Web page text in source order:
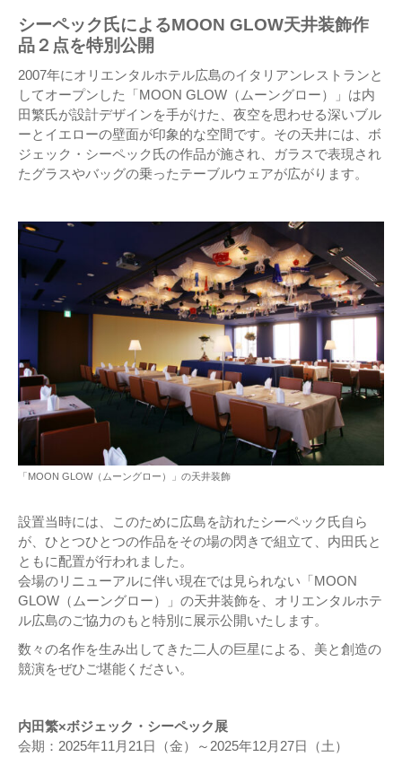
シーペック氏によるMOON GLOW天井装飾作
品２点を特別公開
2007年にオリエンタルホテル広島のイタリアンレストランと
してオープンした「MOON GLOW（ムーングロー）」は内
田繁氏が設計デザインを手がけた、夜空を思わせる深いブル
ーとイエローの壁面が印象的な空間です。その天井には、ボ
ジェック・シーペック氏の作品が施され、ガラスで表現され
たグラスやバッグの乗ったテーブルウェアが広がります。
「MOON GLOW（ムーングロー）」の天井装飾
設置当時には、このために広島を訪れたシーペック氏自ら
が、ひとつひとつの作品をその場の閃きで組立て、内田氏と
ともに配置が行われました。
会場のリニューアルに伴い現在では見られない「MOON
GLOW（ムーングロー）」の天井装飾を、オリエンタルホテ
ル広島のご協力のもと特別に展示公開いたします。
数々の名作を生み出してきた二人の巨星による、美と創造の
競演をぜひご堪能ください。
内田繁×ボジェック・シーペック展
会期：2025年11月21日（金）～2025年12月27日（土）